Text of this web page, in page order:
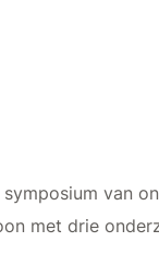
van
met drie